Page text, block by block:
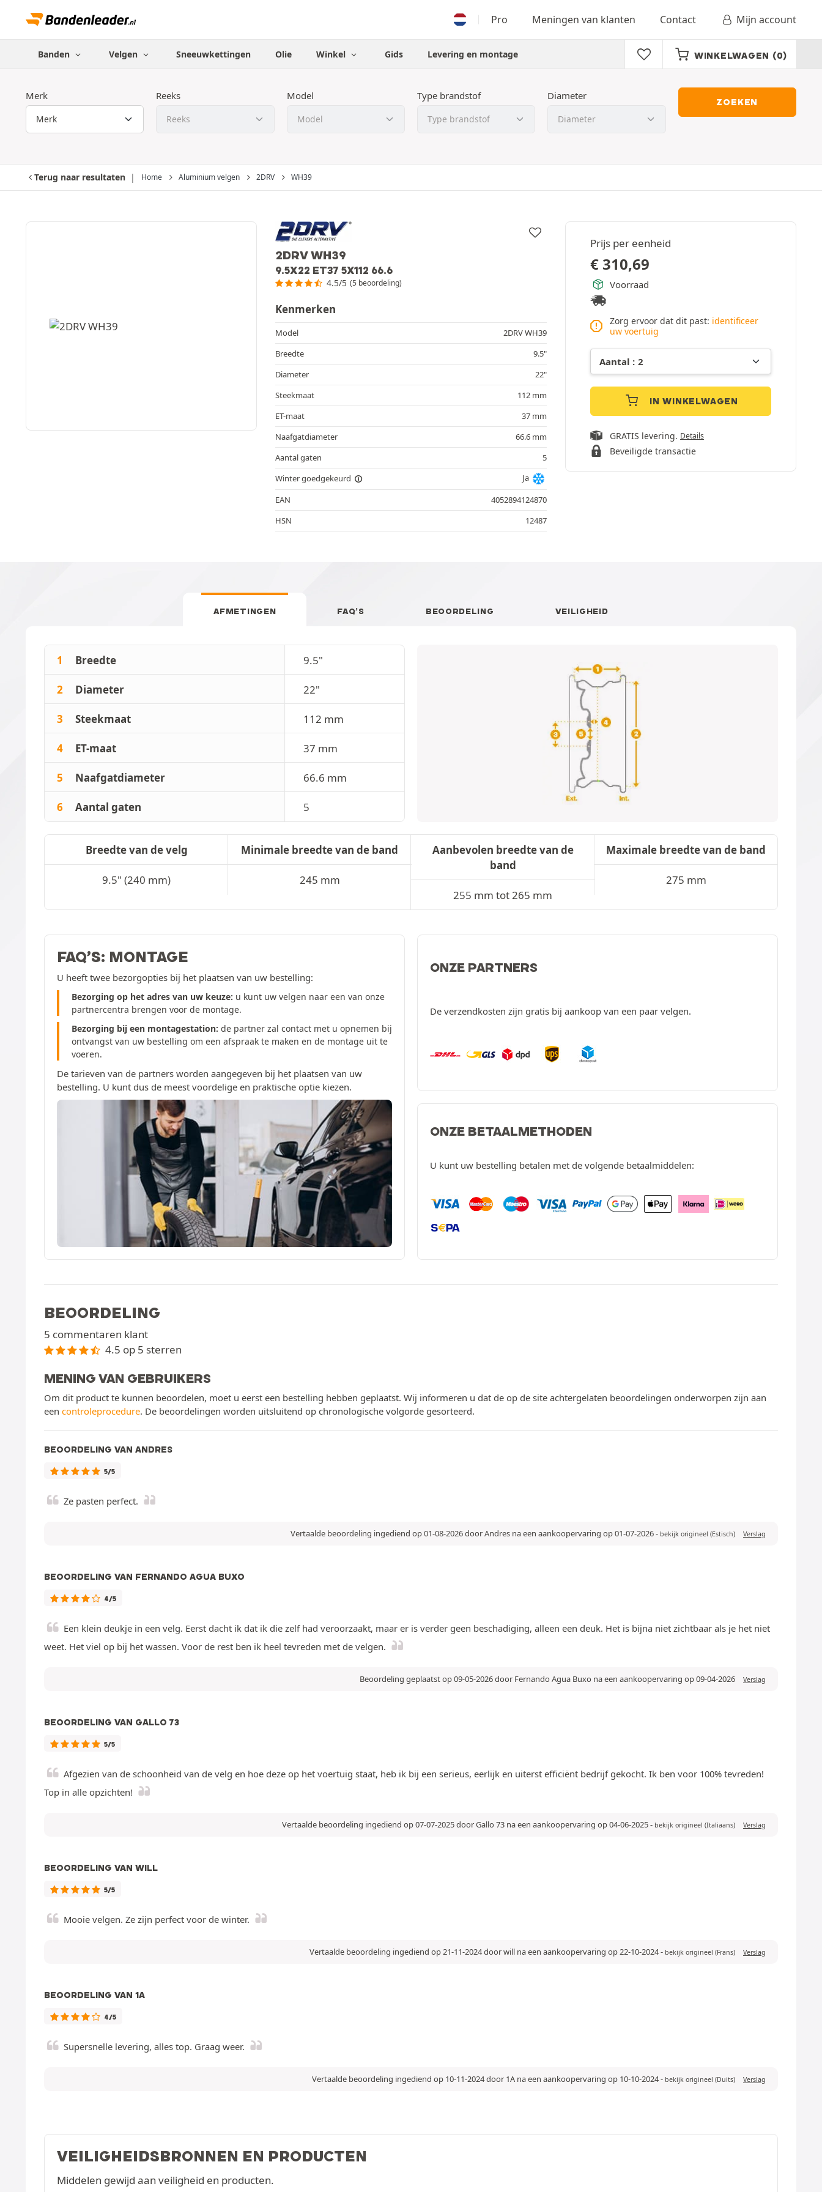
Pro Meningen van klanten Contact Mijn account
Banden Velgen Sneeuwkettingen Olie Winkel Gids Levering en montage WINKELWAGEN (0)
Merk Reeks Model Type brandstof Diameter
ZOEKEN
Terug naar resultaten Home Aluminium velgen 2DRV WH39
2DRV WH39
9.5X22 ET37 5X112 66.6
4.5/5 (5 beoordeling)
Prijs per eenheid
€ 310,69
Voorraad
Zorg ervoor dat dit past: identificeer
uw voertuig
IN WINKELWAGEN
GRATIS levering. Details
Beveiligde transactie
Kenmerken
Model
2DRV WH39
Breedte
9.5"
Diameter
22"
Steekmaat
112 mm
ET-maat
37 mm
Naafgatdiameter
66.6 mm
Aantal gaten
5
Winter goedgekeurd
Ja
EAN
4052894124870
HSN
12487
AFMETINGEN FAQ’S BEOORDELING VEILIGHEID
1 Breedte 9.5"
2 Diameter 22"
3 Steekmaat 112 mm
4 ET-maat 37 mm
5 Naafgatdiameter 66.6 mm
6 Aantal gaten 5
Breedte van de velg
9.5" (240 mm)
Minimale breedte van de band
245 mm
Aanbevolen breedte van de
band
255 mm tot 265 mm
Maximale breedte van de band
275 mm
FAQ’S: MONTAGE
U heeft twee bezorgopties bij het plaatsen van uw bestelling:
Bezorging op het adres van uw keuze: u kunt uw velgen naar een van onze
partnercentra brengen voor de montage.
Bezorging bij een montagestation: de partner zal contact met u opnemen bij
ontvangst van uw bestelling om een afspraak te maken en de montage uit te
voeren.
De tarieven van de partners worden aangegeven bij het plaatsen van uw
bestelling. U kunt dus de meest voordelige en praktische optie kiezen.
ONZE PARTNERS
De verzendkosten zijn gratis bij aankoop van een paar velgen.
ONZE BETAALMETHODEN
U kunt uw bestelling betalen met de volgende betaalmiddelen:
BEOORDELING
5 commentaren klant
4.5 op 5 sterren
MENING VAN GEBRUIKERS
Om dit product te kunnen beoordelen, moet u eerst een bestelling hebben geplaatst. Wij informeren u dat de op de site achtergelaten beoordelingen onderworpen zijn aan
een controleprocedure. De beoordelingen worden uitsluitend op chronologische volgorde gesorteerd.
BEOORDELING VAN ANDRES
5/5
Ze pasten perfect.
Vertaalde beoordeling ingediend op 01-08-2026 door Andres na een aankoopervaring op 01-07-2026- bekijk origineel (Estisch) Verslag
BEOORDELING VAN FERNANDO AGUA BUXO
4/5
Een klein deukje in een velg. Eerst dacht ik dat ik die zelf had veroorzaakt, maar er is verder geen beschadiging, alleen een deuk. Het is bijna niet zichtbaar als je het niet
weet. Het viel op bij het wassen. Voor de rest ben ik heel tevreden met de velgen.
Beoordeling geplaatst op 09-05-2026 door Fernando Agua Buxo na een aankoopervaring op 09-04-2026 Verslag
BEOORDELING VAN GALLO 73
5/5
Afgezien van de schoonheid van de velg en hoe deze op het voertuig staat, heb ik bij een serieus, eerlijk en uiterst efficiënt bedrijf gekocht. Ik ben voor 100% tevreden!
Top in alle opzichten!
Vertaalde beoordeling ingediend op 07-07-2025 door Gallo 73 na een aankoopervaring op 04-06-2025- bekijk origineel (Italiaans) Verslag
BEOORDELING VAN WILL
5/5
Mooie velgen. Ze zijn perfect voor de winter.
Vertaalde beoordeling ingediend op 21-11-2024 door will na een aankoopervaring op 22-10-2024- bekijk origineel (Frans) Verslag
BEOORDELING VAN 1A
4/5
Supersnelle levering, alles top. Graag weer.
Vertaalde beoordeling ingediend op 10-11-2024 door 1A na een aankoopervaring op 10-10-2024- bekijk origineel (Duits) Verslag
VEILIGHEIDSBRONNEN EN PRODUCTEN
Middelen gewijd aan veiligheid en producten.